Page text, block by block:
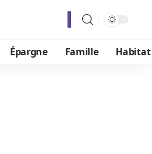
Épargne Famille Habitat